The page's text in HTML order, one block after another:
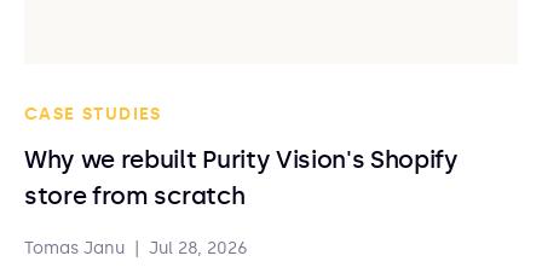
CASE STUDIES
Why we rebuilt Purity Vision's Shopify
store from scratch
Tomas Janu Jul 28, 2026